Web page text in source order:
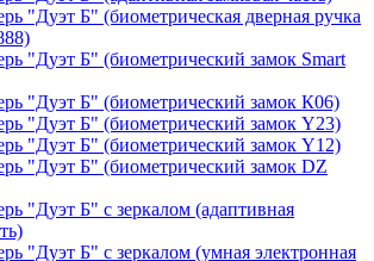
"Дуэт Б" (биометрическая дверная ручка
"Дуэт Б" (биометрический замок Smart
"Дуэт Б" (биометрический замок К06)
"Дуэт Б" (биометрический замок Y23)
"Дуэт Б" (биометрический замок Y12)
"Дуэт Б" (биометрический замок DZ
"Дуэт Б" с зеркалом (адаптивная
"Дуэт Б" с зеркалом (умная электронная